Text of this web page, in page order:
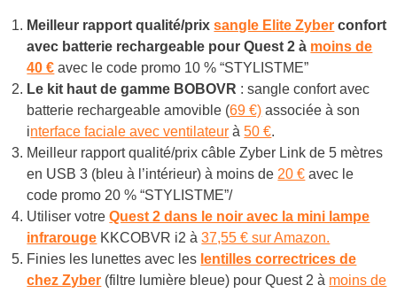
Meilleur rapport qualité/prixsangle Elite Zyber confort
avec batterie rechargeable pour Quest 2 à moins de
40 € avec le code promo 10 % “STYLISTME”
Le kit haut de gamme BOBOVR : sangle confort avec
batterie rechargeable amovible (69 €) associée à son
interface faciale avec ventilateur à50 €.
Meilleur rapport qualité/prix câble Zyber Link de 5 mètres
en USB 3 (bleu à l’intérieur) à moins de 20 € avec le
code promo 20 % “STYLISTME”/
Utiliser votreQuest 2 dans le noir avec la mini lampe
infrarouge KKCOBVR i2 à37,55 € sur Amazon.
Finies les lunettes avec les lentilles correctrices de
chez Zyber (filtre lumière bleue) pour Quest 2 à moins de